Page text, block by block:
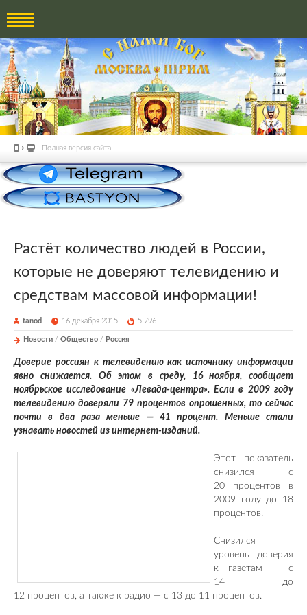
Полная версия сайта
Растёт количество людей в России,
которые не доверяют телевидению и
средствам массовой информации!
tanod 16 декабря 2015 5 796
Новости / Общество / Россия
Доверие россиян к телевидению как источнику информации
явно снижается. Об этом в среду, 16 ноября, сообщает
ноябрьское исследование «Левада-центра». Если в 2009 году
телевидению доверяли 79 процентов опрошенных, то сейчас
почти в два раза меньше — 41 процент. Меньше стали
узнавать новостей из интернет-изданий.
Этот показатель
снизился с
20 процентов в
2009 году до 18
процентов.
Снизился
уровень доверия
к газетам — с
14 до
12 процентов, а также к радио — с 13 до 11 процентов.